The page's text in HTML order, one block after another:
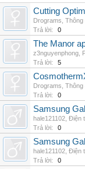
Cutting
Drograms Thông
Trả lời:
0
The Manor
z3nguyenphong
Trả lời:
5
Drograms Thông
Trả lời:
0
Samsung
hale121102 Điện
Trả lời:
0
Samsung
hale121102 Điện
Trả lời:
0